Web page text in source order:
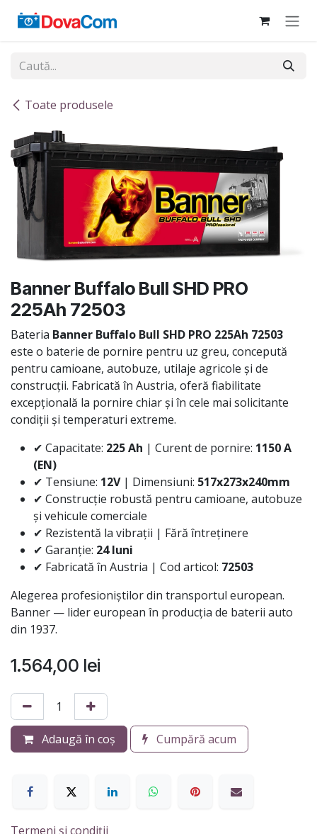
Toate produsele
Banner Buffalo Bull SHD PRO
225Ah 72503
Bateria Banner Buffalo Bull SHD PRO 225Ah 72503
este o baterie de pornire pentru uz greu, concepută
pentru camioane, autobuze, utilaje agricole și de
construcții. Fabricată în Austria, oferă fiabilitate
excepțională la pornire chiar și în cele mai solicitante
condiții și temperaturi extreme.
✔ Capacitate: 225 Ah | Curent de pornire: 1150 A
(EN)
✔ Tensiune: 12V| Dimensiuni: 517x273x240mm
✔ Construcție robustă pentru camioane, autobuze
și vehicule comerciale
✔ Rezistentă la vibrații | Fără întreținere
✔ Garanție: 24 luni
✔ Fabricată în Austria | Cod articol: 72503
Alegerea profesioniștilor din transportul european.
Banner — lider european în producția de baterii auto
din 1937.
1.564,00 lei
Adaugă în coș Cumpără acum
Termeni și condiții